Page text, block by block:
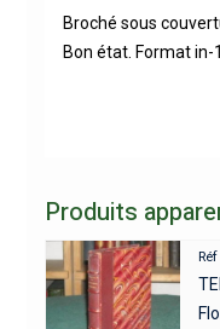
Broché sous
Bon état. Format in-
Produits